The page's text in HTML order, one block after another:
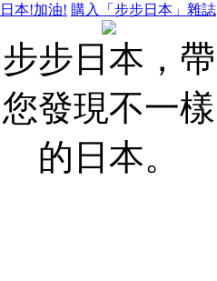
日本!加油! 購入「步步日本」雜誌
步步日本，帶
您發現不一樣
的日本。